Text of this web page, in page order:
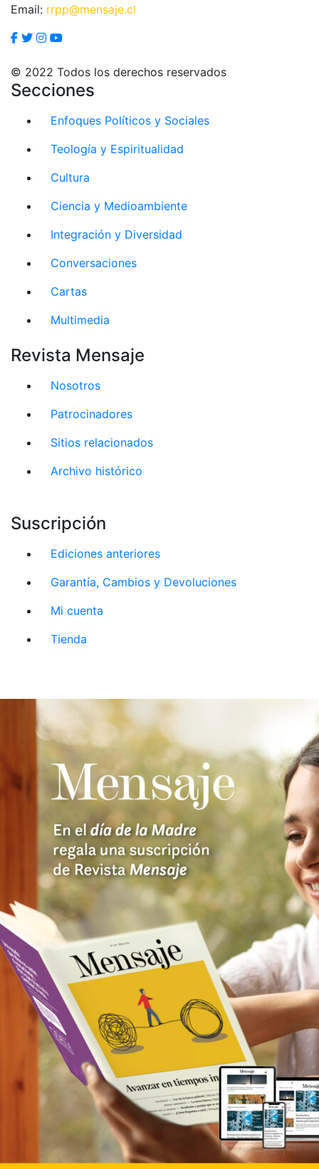
Email: rrpp@mensaje.cl
© 2022 Todos los derechos reservados
Secciones
Enfoques Políticos y Sociales
Teología y Espiritualidad
Cultura
Ciencia y Medioambiente
Integración y Diversidad
Conversaciones
Cartas
Multimedia
Revista Mensaje
Nosotros
Patrocinadores
Sitios relacionados
Archivo histórico
Suscripción
Ediciones anteriores
Garantía, Cambios y Devoluciones
Mi cuenta
Tienda